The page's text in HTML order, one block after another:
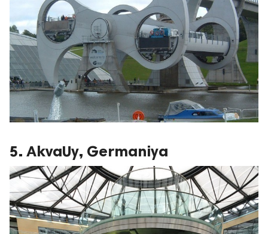
5. AkvaUy, Germaniya